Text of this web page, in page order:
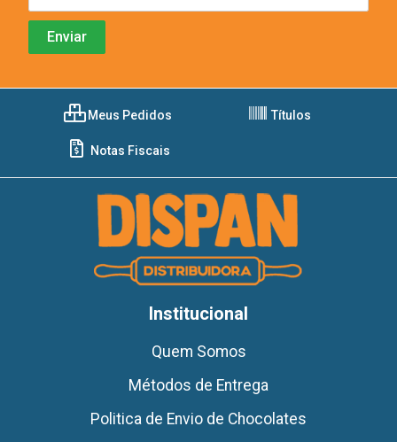
Meus Pedidos Títulos
Notas Fiscais
Institucional
Quem Somos
Métodos de Entrega
Politica de Envio de Chocolates